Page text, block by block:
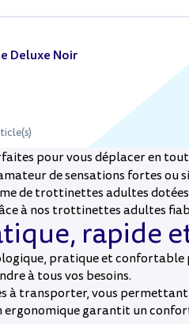
Deluxe Noir
pour vous déplacer en
de sensations fortes
de trottinettes adultes
à nos trottinettes adultes
rapide
pratique et confortable
à tous vos besoins.
à transporter, vous permettant
ergonomique garantit un